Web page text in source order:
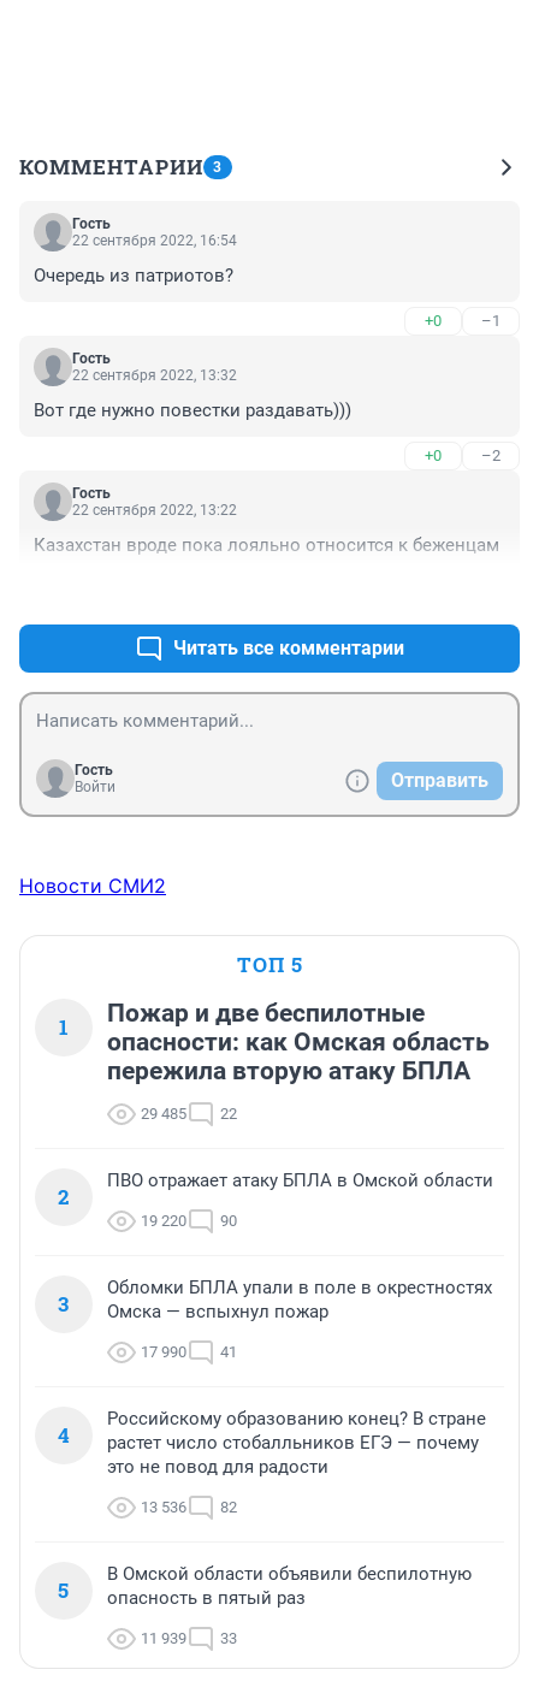
КОММЕНТАРИИ 3
Гость
22 сентября 2022, 16:54
Очередь из патриотов?
+0 –1
Гость
22 сентября 2022, 13:32
Вот где нужно повестки раздавать)))
+0 –2
Гость
22 сентября 2022, 13:22
Казахстан вроде пока лояльно относится к беженцам
Читать все комментарии
Гость
Войти
Отправить
Новости СМИ2
ТОП 5
1
Пожар и две беспилотные
опасности: как Омская область
пережила вторую атаку БПЛА
29 485 22
2
ПВО отражает атаку БПЛА в Омской области
19 220 90
3
Обломки БПЛА упали в поле в окрестностях
Омска — вспыхнул пожар
17 990 41
4
Российскому образованию конец? В стране
растет число стобалльников ЕГЭ — почему
это не повод для радости
13 536 82
5
В Омской области объявили беспилотную
опасность в пятый раз
11 939 33